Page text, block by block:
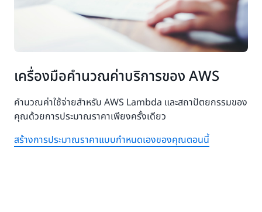
เครื่องมือคำนวณค่าบริการของ AWS
คำนวณค่าใช้จ่ายสำหรับ AWS Lambda และสถาปัตยกรรมของ
คุณด้วยการประมาณราคาเพียงครั้งเดียว
สร้างการประมาณราคาแบบกำหนดเองของคุณตอนนี้